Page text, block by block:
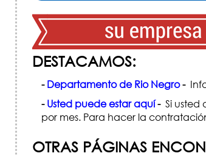
DESTACAMOS:
- Departamento de Rio Negro-
- Usted puede estar aquí-Si usted
por mes. Para hacer la
OTRAS PÁGINAS